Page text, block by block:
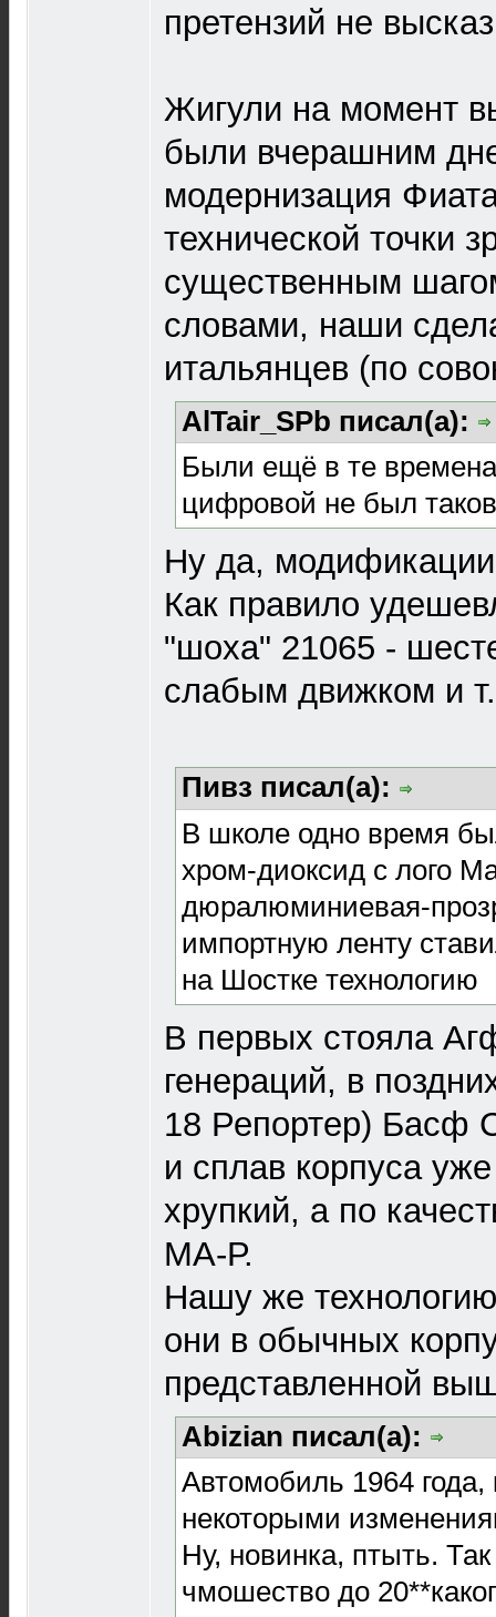
претензий не
Жигули на момент
были вчерашним
модернизация
технической точки
существенным
словами, наши
итальянцев (по
AlTair_SPb писал(а):
Были ещё в те
цифровой не был
Ну да,
Как правило
"шоха" 21065 -
слабым движком и
Пивз писал(а):
В школе одно время
хром-диоксид с лого
дюралюминиевая-
импортную ленту
на Шостке технологию
В первых стояла
генераций, в
18 Репортер) Басф
и сплав корпуса
хрупкий, а по
МА-Р.
Нашу же
они в обычных
представленной
Abizian писал(а):
Автомобиль 1964 года,
некоторыми
Ну, новинка, птыть.
чмошество до